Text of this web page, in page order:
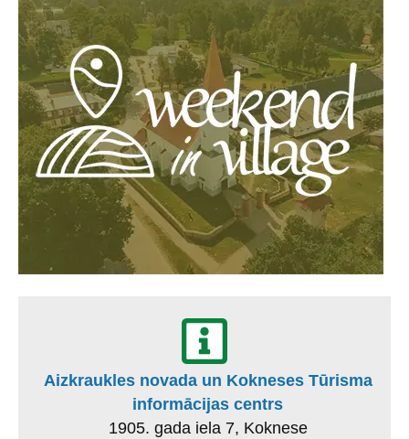
Aizkraukles novada un Kokneses Tūrisma
informācijas centrs
1905. gada iela 7, Koknese